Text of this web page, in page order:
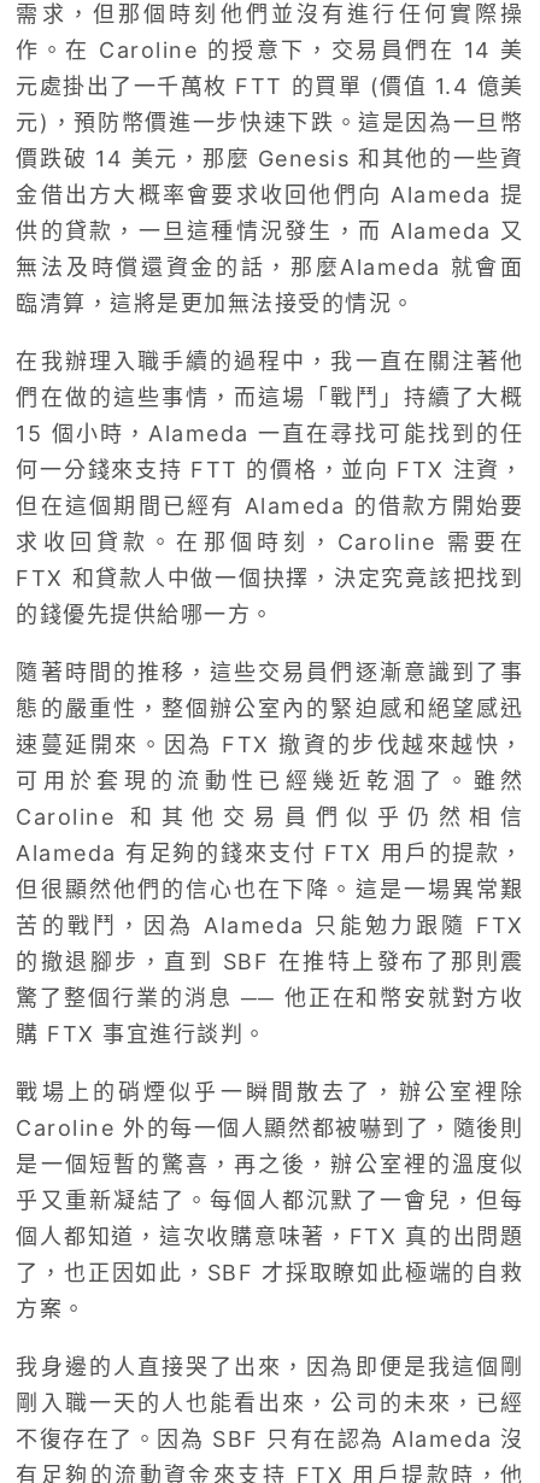
需求，但那個時刻他們並沒有進行任何實際操
作。在 Caroline 的授意下，交易員們在 14 美
元處掛出了一千萬枚 FTT 的買單 (價值 1.4 億美
元)，預防幣價進一步快速下跌。這是因為一旦幣
價跌破 14 美元，那麼 Genesis 和其他的一些資
金借出方大概率會要求收回他們向 Alameda 提
供的貸款，一旦這種情況發生，而 Alameda 又
無法及時償還資金的話，那麼Alameda 就會面
臨清算，這將是更加無法接受的情況。
在我辦理入職手續的過程中，我一直在關注著他
們在做的這些事情，而這場「戰鬥」持續了大概
15 個小時，Alameda 一直在尋找可能找到的任
何一分錢來支持 FTT 的價格，並向 FTX 注資，
但在這個期間已經有 Alameda 的借款方開始要
求收回貸款。在那個時刻，Caroline 需要在
FTX 和貸款人中做一個抉擇，決定究竟該把找到
的錢優先提供給哪一方。
隨著時間的推移，這些交易員們逐漸意識到了事
態的嚴重性，整個辦公室內的緊迫感和絕望感迅
速蔓延開來。因為 FTX 撤資的步伐越來越快，
可用於套現的流動性已經幾近乾涸了。雖然
Caroline 和其他交易員們似乎仍然相信
Alameda 有足夠的錢來支付 FTX 用戶的提款，
但很顯然他們的信心也在下降。這是一場異常艱
苦的戰鬥，因為 Alameda 只能勉力跟隨 FTX
的撤退腳步，直到 SBF 在推特上發布了那則震
驚了整個行業的消息 ── 他正在和幣安就對方收
購 FTX 事宜進行談判。
戰場上的硝煙似乎一瞬間散去了，辦公室裡除
Caroline 外的每一個人顯然都被嚇到了，隨後則
是一個短暫的驚喜，再之後，辦公室裡的溫度似
乎又重新凝結了。每個人都沉默了一會兒，但每
個人都知道，這次收購意味著，FTX 真的出問題
了，也正因如此，SBF 才採取瞭如此極端的自救
方案。
我身邊的人直接哭了出來，因為即便是我這個剛
剛入職一天的人也能看出來，公司的未來，已經
不復存在了。因為 SBF 只有在認為 Alameda 沒
有足夠的流動資金來支持 FTX 用戶提款時，他